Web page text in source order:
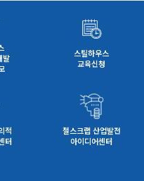
발
스틸하우스
교육신청
적
터
철스크랩 산업발전
아이디어센터